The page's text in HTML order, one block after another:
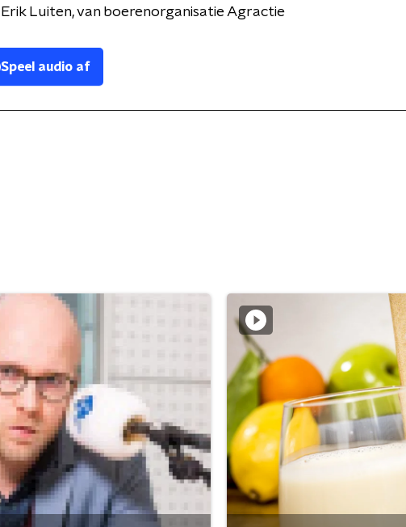
Erik Luiten, van boerenorganisatie Agractie
Speel audio af